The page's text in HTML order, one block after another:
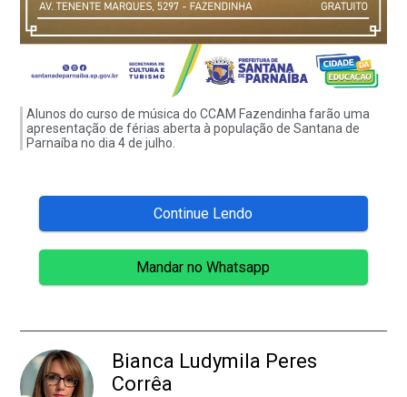
Alunos do curso de música do CCAM Fazendinha farão uma
apresentação de férias aberta à população de Santana de
Parnaíba no dia 4 de julho.
Continue Lendo
Mandar no Whatsapp
Bianca Ludymila Peres
Corrêa